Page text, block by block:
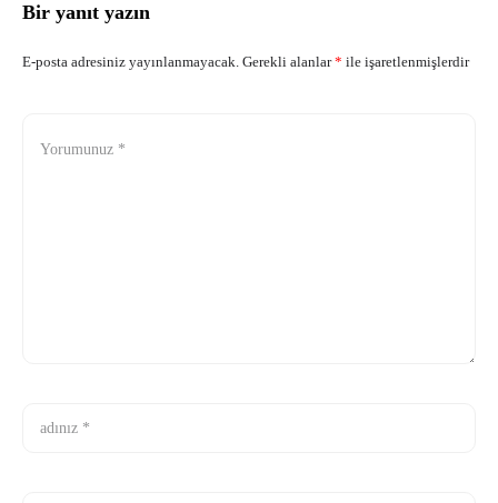
Bir yanıt yazın
E-posta adresiniz yayınlanmayacak. Gerekli alanlar* ile işaretlenmişlerdir